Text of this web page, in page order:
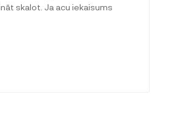
skalot. Ja acu iekaisums